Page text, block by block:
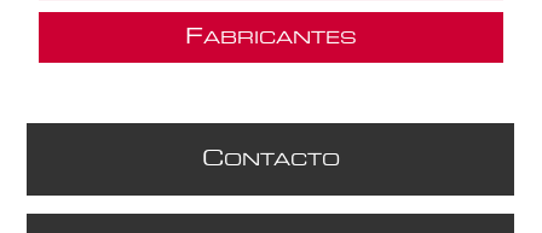
FABRICANTES
CONTACTO